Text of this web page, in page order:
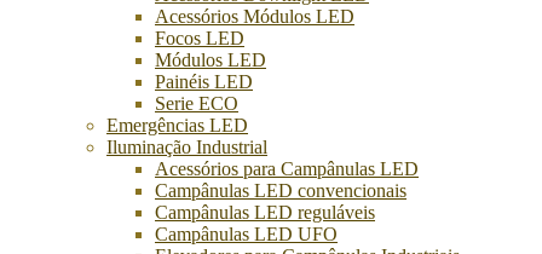
Acessórios Módulos LED
Focos LED
Módulos LED
Painéis LED
Serie ECO
Emergências LED
Iluminação Industrial
Acessórios para Campânulas LED
Campânulas LED convencionais
Campânulas LED reguláveis
Campânulas LED UFO